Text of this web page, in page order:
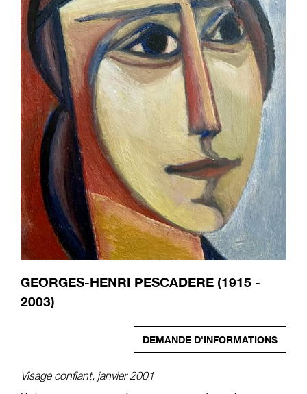
GEORGES-HENRI PESCADERE (1915 -
2003)
DEMANDE D'INFORMATIONS
Visage confiant, janvier 2001